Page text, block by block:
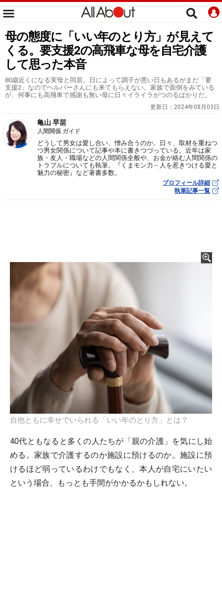
母の態度に「いい年のとり方」が見えて
くる。要支援2の高飛車な母を自宅介護
して思った本音
80歳近くになる実母と同居。日によって調子が悪い日もあるがまだ「要
支援2」なのでヘルパーさんにも来てもらえない。家族で面倒をみている
が、何事にも高飛車で感謝も無い母に日々イライラがつのるばかりだ。
更新日： 2024年08月03日
亀山 早苗
人間関係 ガイド
どうして男女は愛し合い、憎み合うのか。日々、取材を重ねつ
つ男女関係について記事や本に書きつづっている。近年は家
族・友人・職場などの人間関係全般や、お金が絡む人間関係の
トラブルについても執筆。『くまモン力－人を惹きつける愛と
魅力の秘密』など著書多数。
プロフィール詳細
執筆記事一覧
自他ともに幸せでいられる「いい年のとり方」とは？
40代ともなると多くの人たちが「親の介護」を気にし始
める。家族で介護するのか施設に預けるのか。施設に預
けるほど弱っているわけでもなく、本人が自宅にいたい
という場合、もっとも手間がかかるかもしれない。